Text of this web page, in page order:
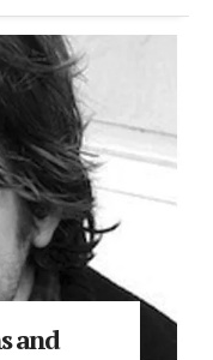
and